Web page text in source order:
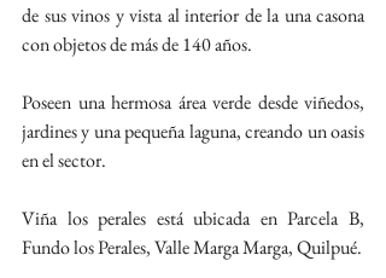
de sus vinos y vista al interior de la una casona
con objetos de más de 140 años.
Poseen una hermosa área verde desde viñedos,
jardines y una pequeña laguna, creando un oasis
en el sector.
Viña los perales está ubicada en Parcela B,
Fundo los Perales, Valle Marga Marga, Quilpué.